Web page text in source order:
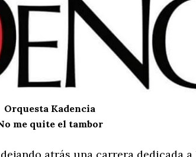
Orquesta Kadencia
me quite el tambor